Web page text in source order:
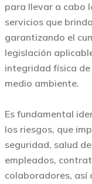
para llevar a cabo
servicios que
garantizando el
legislación
integridad física
medio ambiente.
Es fundamental
los riesgos, que
seguridad, salud
empleados,
colaboradores, así